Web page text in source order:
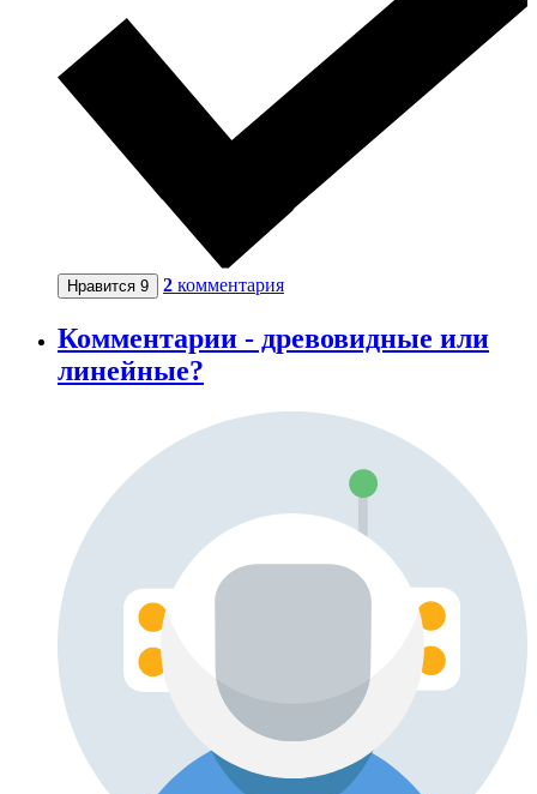
Нравится 9 2 комментария
Комментарии - древовидные или
линейные?